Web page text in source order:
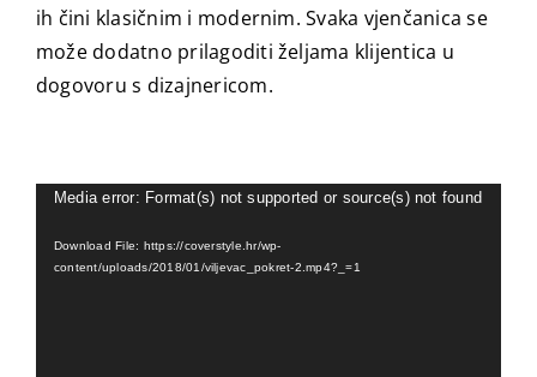
ih čini klasičnim i modernim. Svaka vjenčanica se
može dodatno prilagoditi željama klijentica u
dogovoru s dizajnericom.
Video
Media error: Format(s) not supported or source(s) not found
Download File: https://coverstyle.hr/wp-
content/uploads/2018/01/viljevac_pokret-2.mp4?_=1